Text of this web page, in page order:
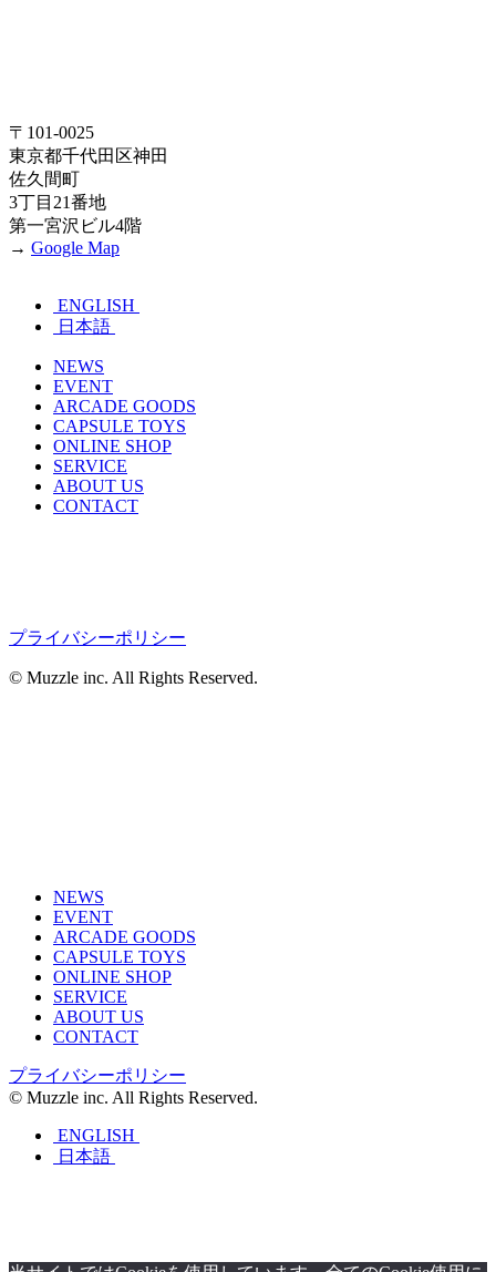
〒101-0025
東京都千代田区神田
佐久間町
3丁目21番地
第一宮沢ビル4階
→ Google Map
ENGLISH
日本語
NEWS
EVENT
ARCADE GOODS
CAPSULE TOYS
ONLINE SHOP
SERVICE
ABOUT US
CONTACT
プライバシーポリシー
© Muzzle inc. All Rights Reserved.
NEWS
EVENT
ARCADE GOODS
CAPSULE TOYS
ONLINE SHOP
SERVICE
ABOUT US
CONTACT
プライバシーポリシー
© Muzzle inc. All Rights Reserved.
ENGLISH
日本語